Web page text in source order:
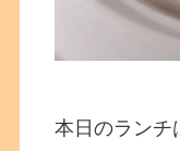
本日のランチ